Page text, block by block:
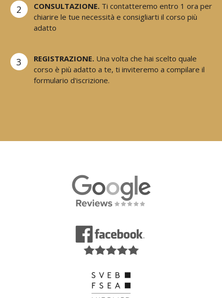
2 CONSULTAZIONE. Ti contatteremo entro 1 ora per
chiarire le tue necessità e consigliarti il corso più
adatto
3 REGISTRAZIONE. Una volta che hai scelto quale
corso è più adatto a te, ti inviteremo a compilare il
formulario d'iscrizione.